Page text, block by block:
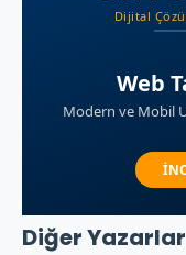
Diğer Yazarlar